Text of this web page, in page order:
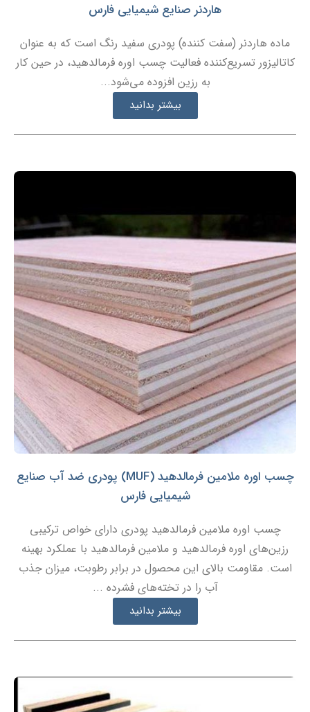
هاردنر صنایع شیمیایی فارس
ماده هاردنر (سفت کننده) پودری سفید رنگ است که به عنوان
کاتالیزور تسریع‌کننده فعالیت چسب اوره فرمالدهید، در حین کار
به رزین افزوده می‌شود...
بیشتر بدانید
چسب اوره ملامین فرمالدهید (MUF) پودری ضد آب صنایع
شیمیایی فارس
چسب اوره ملامین فرمالدهید پودری دارای خواص ترکیبی
رزین‌های اوره فرمالدهید و ملامین فرمالدهید با عملکرد بهینه
است. مقاومت بالای این محصول در برابر رطوبت، میزان جذب
آب را در تخته‌های فشرده ...
بیشتر بدانید